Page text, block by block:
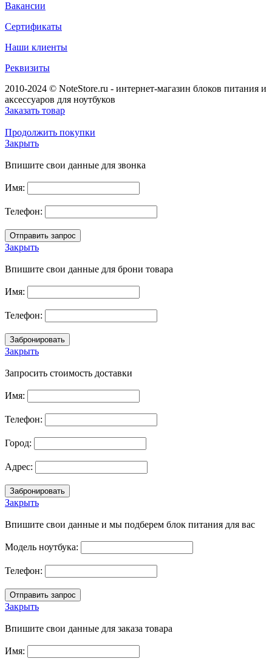
Вакансии
Сертификаты
Наши клиенты
Реквизиты
2010-2024 © NoteStore.ru - интернет-магазин блоков питания и
аксессуаров для ноутбуков
Заказать товар
Продолжить покупки
Закрыть
Впишите свои данные для звонка
Имя:
Телефон:
Закрыть
Впишите свои данные для брони товара
Имя:
Телефон:
Закрыть
Запросить стоимость доставки
Имя:
Телефон:
Город:
Адрес:
Закрыть
Впишите свои данные и мы подберем блок питания для вас
Модель ноутбука:
Телефон:
Закрыть
Впишите свои данные для заказа товара
Имя: